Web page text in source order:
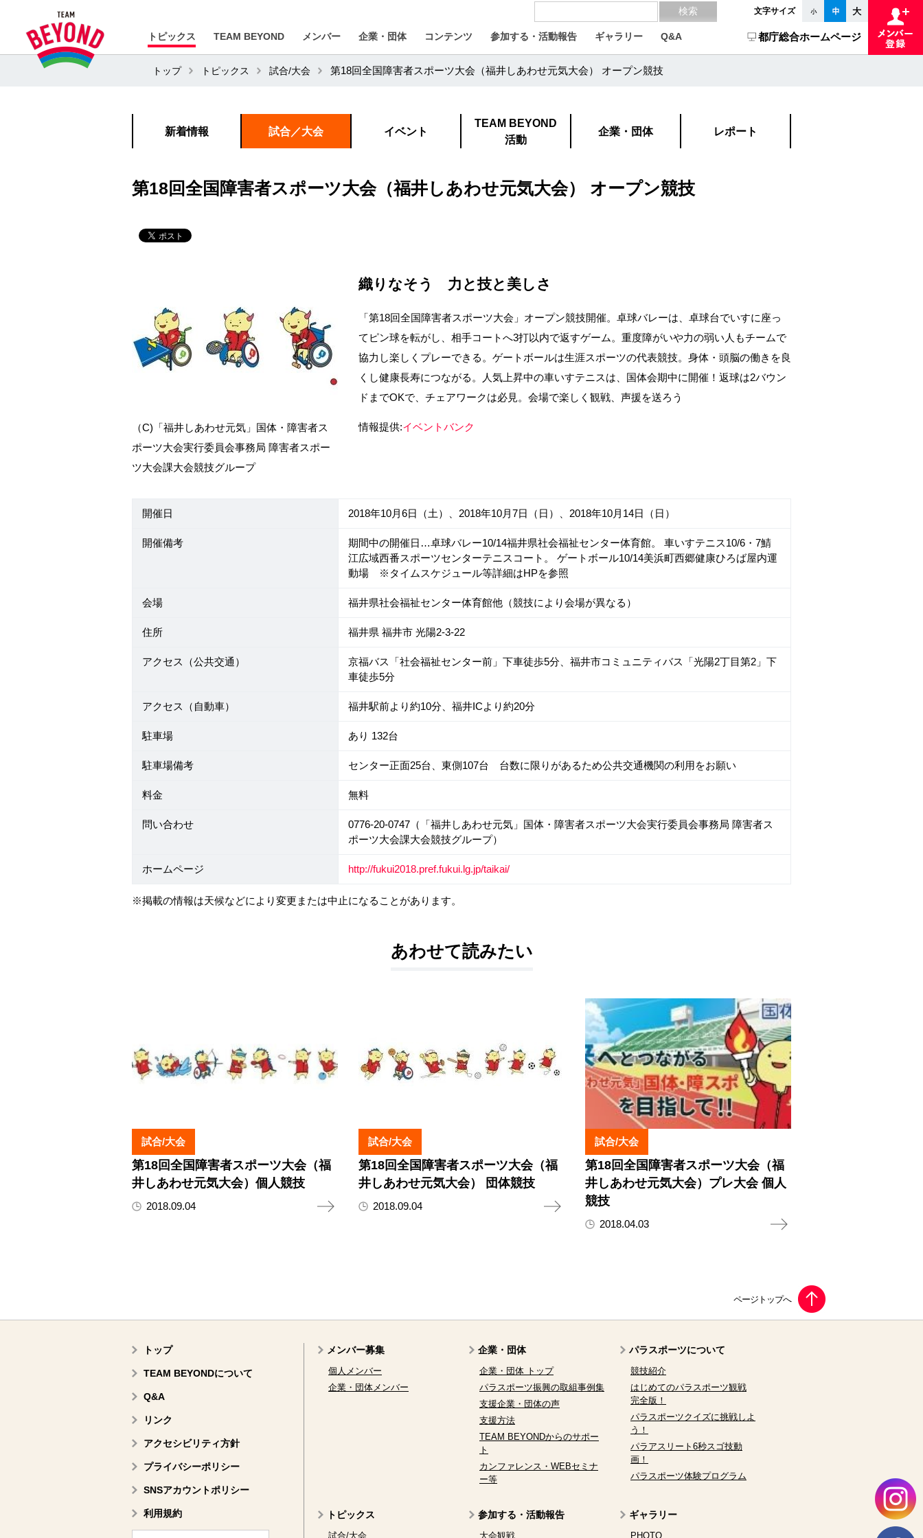
文字サイズ
トピックス TEAM BEYOND メンバー 企業・団体 コンテンツ 参加する・活動報告 ギャラリー Q&A 都庁総合ホームページ
トップ トピックス 試合/大会 第18回全国障害者スポーツ大会（福井しあわせ元気大会） オープン競技
新着情報 試合／大会 イベント
TEAM BEYOND
活動
企業・団体 レポート
第18回全国障害者スポーツ大会（福井しあわせ元気大会） オープン競技
（C)「福井しあわせ元気」国体・障害者ス
ポーツ大会実行委員会事務局 障害者スポー
ツ大会課大会競技グループ
織りなそう 力と技と美しさ
「第18回全国障害者スポーツ大会」オープン競技開催。卓球バレーは、卓球台でいすに座っ
てピン球を転がし、相手コートへ3打以内で返すゲーム。重度障がいや力の弱い人もチームで
協力し楽しくプレーできる。ゲートボールは生涯スポーツの代表競技。身体・頭脳の働きを良
くし健康長寿につながる。人気上昇中の車いすテニスは、国体会期中に開催！返球は2バウン
ドまでOKで、チェアワークは必見。会場で楽しく観戦、声援を送ろう
情報提供:イベントバンク
開催日 2018年10月6日（土）、2018年10月7日（日）、2018年10月14日（日）
開催備考
期間中の開催日…卓球バレー10/14福井県社会福祉センター体育館。 車いすテニス10/6・7鯖
江広域西番スポーツセンターテニスコート。 ゲートボール10/14美浜町西郷健康ひろば屋内運
動場 ※タイムスケジュール等詳細はHPを参照
会場 福井県社会福祉センター体育館他（競技により会場が異なる）
住所 福井県 福井市 光陽2-3-22
アクセス（公共交通）
京福バス「社会福祉センター前」下車徒歩5分、福井市コミュニティバス「光陽2丁目第2」下
車徒歩5分
アクセス（自動車） 福井駅前より約10分、福井ICより約20分
駐車場 あり 132台
駐車場備考 センター正面25台、東側107台 台数に限りがあるため公共交通機関の利用をお願い
料金 無料
問い合わせ
0776-20-0747（「福井しあわせ元気」国体・障害者スポーツ大会実行委員会事務局 障害者ス
ポーツ大会課大会競技グループ）
ホームページ http://fukui2018.pref.fukui.lg.jp/taikai/
※掲載の情報は天候などにより変更または中止になることがあります。
あわせて読みたい
試合/大会
第18回全国障害者スポーツ大会（福
井しあわせ元気大会）個人競技
2018.09.04
試合/大会
第18回全国障害者スポーツ大会（福
井しあわせ元気大会） 団体競技
2018.09.04
試合/大会
第18回全国障害者スポーツ大会（福
井しあわせ元気大会）プレ大会 個人
競技
2018.04.03
トップ
TEAM BEYONDについて
Q&A
リンク
アクセシビリティ方針
プライバシーポリシー
SNSアカウントポリシー
利用規約
メンバー募集
個人メンバー
企業・団体メンバー
企業・団体
企業・団体 トップ
パラスポーツ振興の取組事例集
支援企業・団体の声
支援方法
TEAM BEYONDからのサポー
ト
カンファレンス・WEBセミナ
ー等
パラスポーツについて
競技紹介
はじめてのパラスポーツ観戦
完全版！
パラスポーツクイズに挑戦しよ
う！
パラアスリート6秒スゴ技動
画！
パラスポーツ体験プログラム
トピックス
試合/大会
参加する・活動報告
大会観戦
ギャラリー
PHOTO